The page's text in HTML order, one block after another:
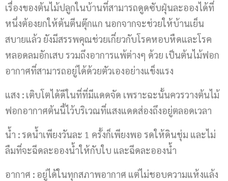
เรื่องของต้นไม้ปลูกในบ้านที่สามารถดูดซับฝุ่นละอองได้ที่
หนึ่งต้องยกให้ต้นตีนตุ๊กแก นอกจากจะช่วยให้บ้านเย็น
สบายแล้ว ยังมีสรรพคุณช่วยเกี่ยวกับโรคหอบหืดและโรค
หลอดลมอักเสบ รวมถึงอาการแพ้ต่างๆ ด้วย เป็นต้นไม้ฟอก
อากาศที่สามารถอยู่ได้ด้วยตัวเองอย่างแข็งแรง
แสง : เติบโตได้ดีในที่ที่มีแดดจัด เพราะฉะนั้นควรวางต้นไม้
ฟอกอากาศต้นนี้ไว้บริเวณที่แสงแดดส่องถึงอยู่ตลอดเวลา
น้ำ :รดน้ำเพียงวันละ 1 ครั้งก็เพียงพอ รดให้ดินชุ่ม และไม่
ลืมที่จะฉีดละอองน้ำให้กับใบ และฉีดละอองน้ำ
อากาศ : อยู่ได้ในทุกสภาพอากาศ แต่ไม่ชอบความแห้งแล้ง